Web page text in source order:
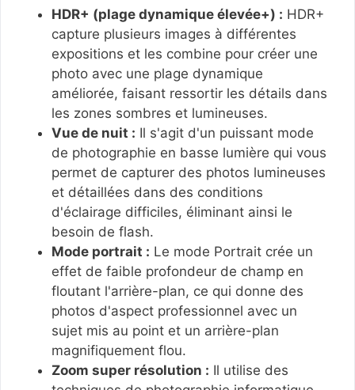
HDR+ (plage dynamique élevée+) : HDR+
capture plusieurs images à différentes
expositions et les combine pour créer une
photo avec une plage dynamique
améliorée, faisant ressortir les détails dans
les zones sombres et lumineuses.
Vue de nuit : Il s'agit d'un puissant mode
de photographie en basse lumière qui vous
permet de capturer des photos lumineuses
et détaillées dans des conditions
d'éclairage difficiles, éliminant ainsi le
besoin de flash.
Mode portrait : Le mode Portrait crée un
effet de faible profondeur de champ en
floutant l'arrière-plan, ce qui donne des
photos d'aspect professionnel avec un
sujet mis au point et un arrière-plan
magnifiquement flou.
Zoom super résolution : Il utilise des